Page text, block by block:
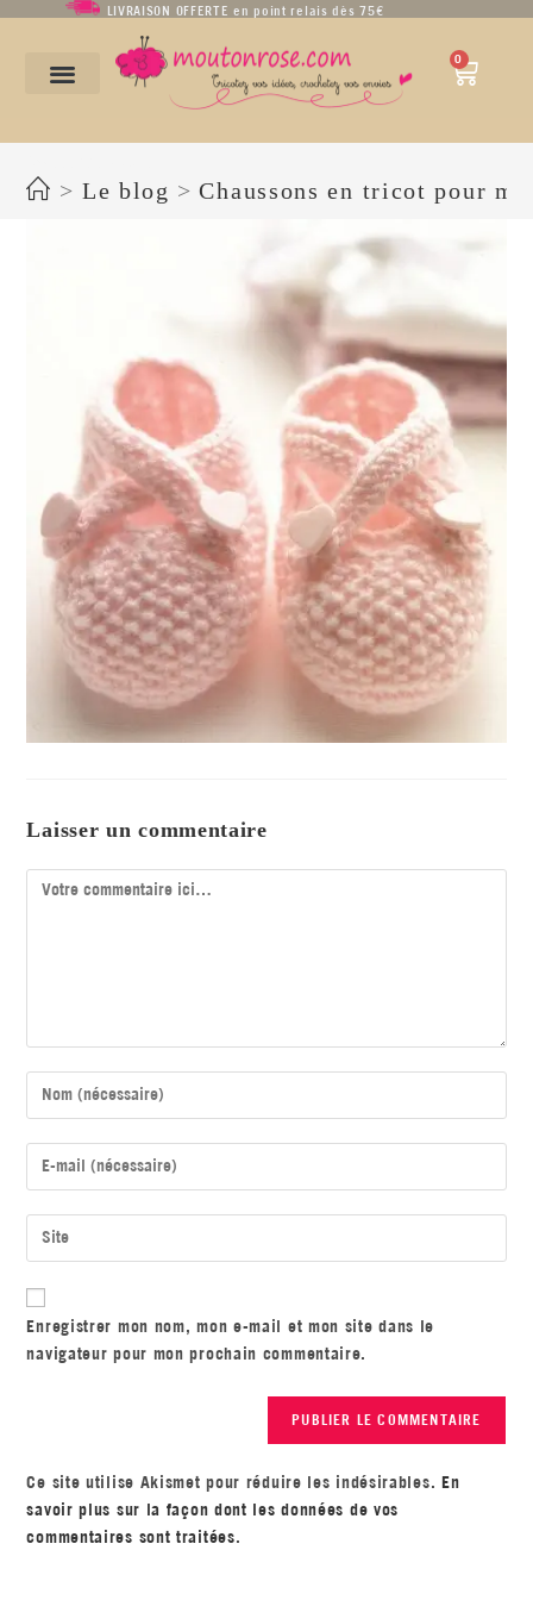
LIVRAISON OFFERTE en point relais dès 75€
0
> Le blog > Chaussons en tricot pour
Laisser un commentaire
Enregistrer mon nom, mon e-mail et mon site dans le
navigateur pour mon prochain commentaire.
Ce site utilise Akismet pour réduire les indésirables. En
savoir plus sur la façon dont les données de vos
commentaires sont traitées.